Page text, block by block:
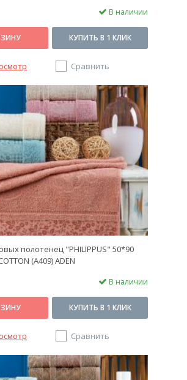
В наличии
КУПИТЬ В 1 КЛИК
Сравнить
полотенец "PHILIPPUS" 50*90
(A409) ADEN
В наличии
КУПИТЬ В 1 КЛИК
Сравнить